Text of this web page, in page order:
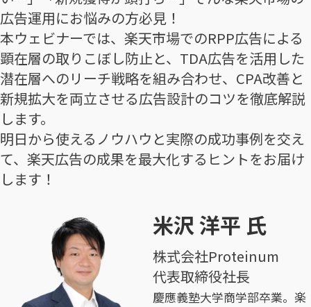
広告運用にお悩みの方必見！
本ウェビナーでは、楽天市場でのRPP広告による
顕在層の取りこぼし防止と、TDA広告を活用した
潜在層へのリーチ戦略を組み合わせ、CPA改善と
新規拡大を両立させる広告設計のコツを徹底解説
します。
明日から使えるノウハウと実際の成功事例を交え
て、楽天広告の成果を最大化するヒントをお届け
します！
米沢 洋平 氏
株式会社Proteinum
代表取締役社長
慶應義塾大学商学部卒業。楽